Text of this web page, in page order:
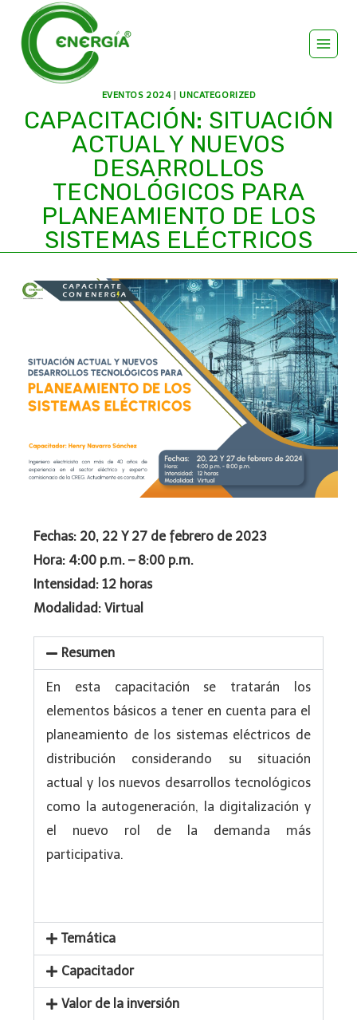
EVENTOS 2024|UNCATEGORIZED
CAPACITACIÓN: SITUACIÓN
ACTUAL Y NUEVOS
DESARROLLOS
TECNOLÓGICOS PARA
PLANEAMIENTO DE LOS
SISTEMAS ELÉCTRICOS
Fechas: 20, 22 Y 27 de febrero de 2023
Hora: 4:00 p.m. – 8:00 p.m.
Intensidad: 12 horas
Modalidad: Virtual
Resumen
En esta capacitación se tratarán los
elementos básicos a tener en cuenta para el
planeamiento de los sistemas eléctricos de
distribución considerando su situación
actual y los nuevos desarrollos tecnológicos
como la autogeneración, la digitalización y
el nuevo rol de la demanda más
participativa.
Temática
Capacitador
Valor de la inversión